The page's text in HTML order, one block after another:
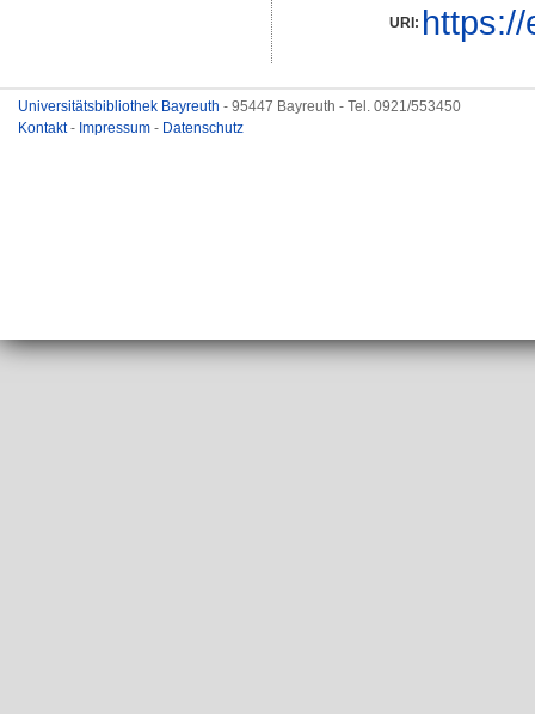
URI:
Universitätsbibliothek Bayreuth - 95447 Bayreuth - Tel. 0921/553450
Kontakt- Impressum - Datenschutz